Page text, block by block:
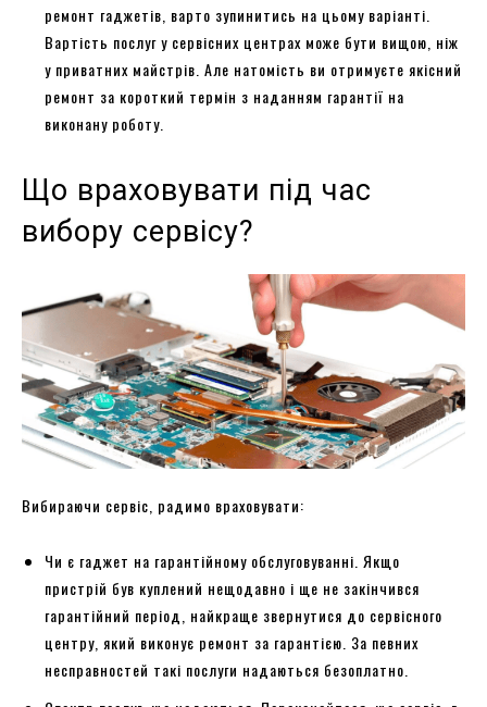
ремонт гаджетів, варто зупинитись на цьому варіанті.
Вартість послуг у сервісних центрах може бути вищою, ніж
у приватних майстрів. Але натомість ви отримуєте якісний
ремонт за короткий термін з наданням гарантії на
виконану роботу.
Що враховувати під час
вибору сервісу?
Вибираючи сервіс, радимо враховувати:
Чи є гаджет на гарантійному обслуговуванні. Якщо
пристрій був куплений нещодавно і ще не закінчився
гарантійний період, найкраще звернутися до сервісного
центру, який виконує ремонт за гарантією. За певних
несправностей такі послуги надаються безоплатно.